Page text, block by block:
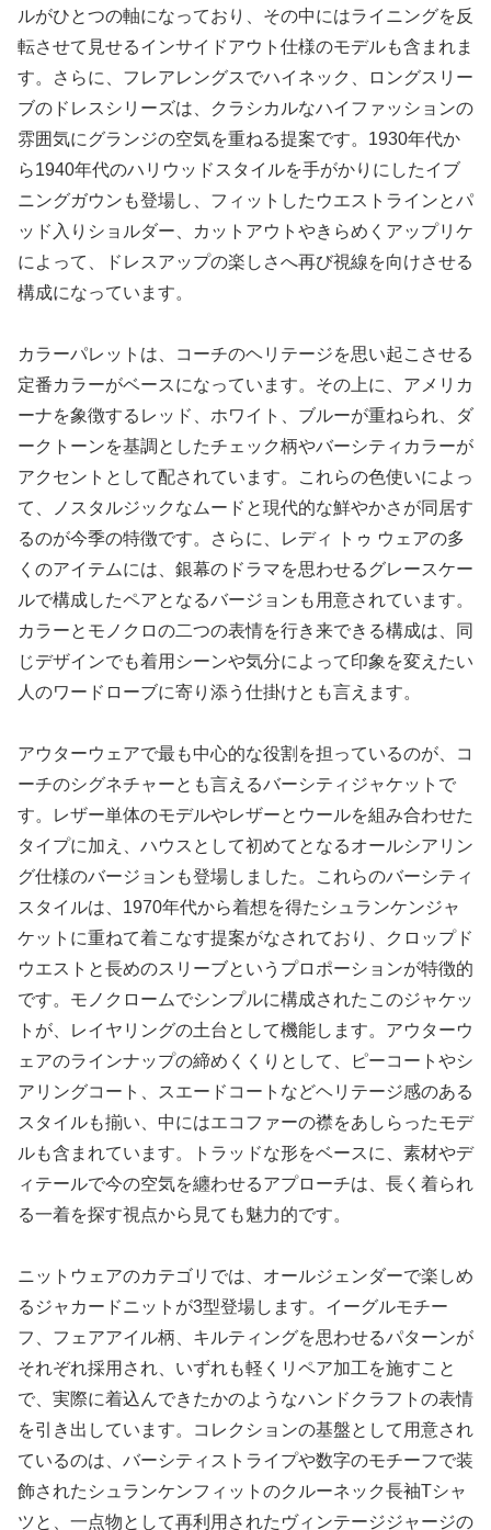
ルがひとつの軸になっており、その中にはライニングを反
転させて見せるインサイドアウト仕様のモデルも含まれま
す。さらに、フレアレングスでハイネック、ロングスリー
ブのドレスシリーズは、クラシカルなハイファッションの
雰囲気にグランジの空気を重ねる提案です。1930年代か
ら1940年代のハリウッドスタイルを手がかりにしたイブ
ニングガウンも登場し、フィットしたウエストラインとパ
ッド入りショルダー、カットアウトやきらめくアップリケ
によって、ドレスアップの楽しさへ再び視線を向けさせる
構成になっています。
カラーパレットは、コーチのヘリテージを思い起こさせる
定番カラーがベースになっています。その上に、アメリカ
ーナを象徴するレッド、ホワイト、ブルーが重ねられ、ダ
ークトーンを基調としたチェック柄やバーシティカラーが
アクセントとして配されています。これらの色使いによっ
て、ノスタルジックなムードと現代的な鮮やかさが同居す
るのが今季の特徴です。さらに、レディ トゥ ウェアの多
くのアイテムには、銀幕のドラマを思わせるグレースケー
ルで構成したペアとなるバージョンも用意されています。
カラーとモノクロの二つの表情を行き来できる構成は、同
じデザインでも着用シーンや気分によって印象を変えたい
人のワードローブに寄り添う仕掛けとも言えます。
アウターウェアで最も中心的な役割を担っているのが、コ
ーチのシグネチャーとも言えるバーシティジャケットで
す。レザー単体のモデルやレザーとウールを組み合わせた
タイプに加え、ハウスとして初めてとなるオールシアリン
グ仕様のバージョンも登場しました。これらのバーシティ
スタイルは、1970年代から着想を得たシュランケンジャ
ケットに重ねて着こなす提案がなされており、クロップド
ウエストと長めのスリーブというプロポーションが特徴的
です。モノクロームでシンプルに構成されたこのジャケッ
トが、レイヤリングの土台として機能します。アウターウ
ェアのラインナップの締めくくりとして、ピーコートやシ
アリングコート、スエードコートなどヘリテージ感のある
スタイルも揃い、中にはエコファーの襟をあしらったモデ
ルも含まれています。トラッドな形をベースに、素材やデ
ィテールで今の空気を纏わせるアプローチは、長く着られ
る一着を探す視点から見ても魅力的です。
ニットウェアのカテゴリでは、オールジェンダーで楽しめ
るジャカードニットが3型登場します。イーグルモチー
フ、フェアアイル柄、キルティングを思わせるパターンが
それぞれ採用され、いずれも軽くリペア加工を施すこと
で、実際に着込んできたかのようなハンドクラフトの表情
を引き出しています。コレクションの基盤として用意され
ているのは、バーシティストライプや数字のモチーフで装
飾されたシュランケンフィットのクルーネック長袖Tシャ
ツと、一点物として再利用されたヴィンテージジャージの